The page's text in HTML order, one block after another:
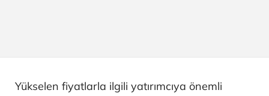
Yükselen fiyatlarla ilgili yatırımcıya önemli